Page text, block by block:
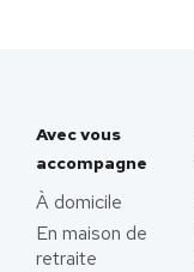
Avec vous
accompagne
À domicile
En maison de
retraite